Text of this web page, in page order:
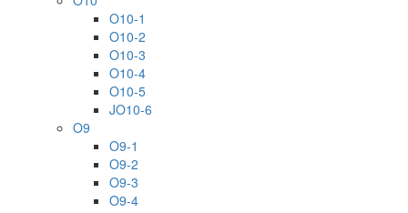
O10-1
O10-2
O10-3
O10-4
O10-5
JO10-6
O9
O9-1
O9-2
O9-3
O9-4